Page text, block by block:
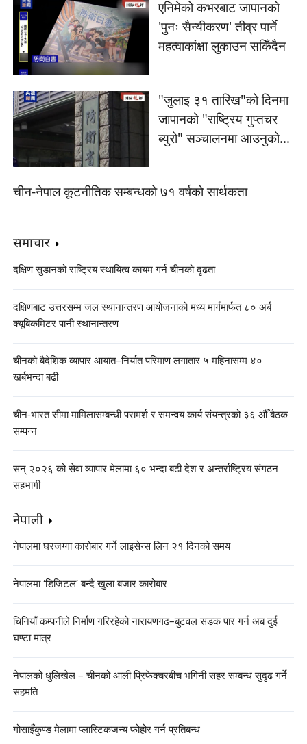
एनिमेको कभरबाट जापानको
'पुनः सैन्यीकरण' तीव्र पार्ने
महत्वाकांक्षा लुकाउन सकिँदैन
"जुलाइ ३१ तारिख"को दिनमा
जापानको "राष्ट्रिय गुप्तचर
ब्युरो" सञ्चालनमा आउनुको
चीन-नेपाल कूटनीतिक सम्बन्धको ७१ वर्षको सार्थकता
समाचार
दक्षिणबाट उत्तरसम्म जल स्थानान्तरण आयोजनाको मध्य मार्गमार्फत ८० अर्ब
क्यूबिकमिटर पानी स्थानान्तरण
चीनको बैदेशिक व्यापार आयात–निर्यात परिमाण लगातार ५ महिनासम्म ४०
खर्बभन्दा बढी
चीन-भारत सीमा मामिलासम्बन्धी परामर्श र समन्वय कार्य संयन्त्रको ३६ औँ बैठक
सम्पन्न
सन् २०२६ को सेवा व्यापार मेलामा ६० भन्दा बढी देश र अन्तर्राष्ट्रिय संगठन
सहभागी
नेपाली
नेपालमा घरजग्गा कारोबार गर्ने लाइसेन्स लिन २१ दिनको समय
नेपालमा ‘डिजिटल’ बन्दै खुला बजार कारोबार
चिनियाँ कम्पनीले निर्माण गरिरहेको नारायणगढ–बुटवल सडक पार गर्न अब दुई
घण्टा मात्र
नेपालको धुलिखेल – चीनको आली प्रिफेक्चरबीच भगिनी सहर सम्बन्ध सुदृढ गर्ने
सहमति
गोसाइँकुण्ड मेलामा प्लास्टिकजन्य फोहोर गर्न प्रतिबन्ध
"बसन्त महोत्सव गाला २०२५ को कार्यक्रम सूची"